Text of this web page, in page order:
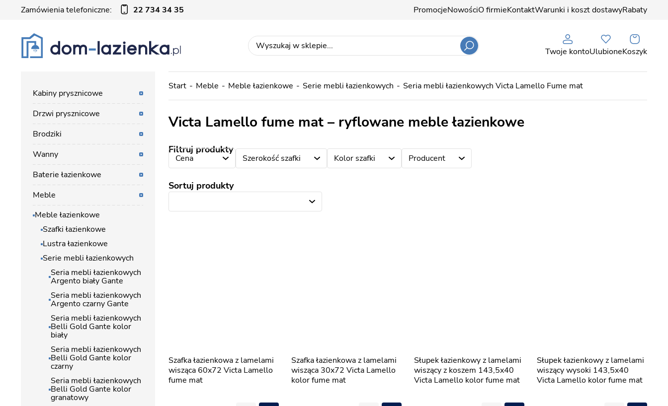
Zamówienia telefoniczne: 22 734 34 35 PromocjeNowościO firmieKontaktWarunki i koszt dostawyRabaty
Twoje kontoUlubioneKoszyk
Start Meble Meble łazienkowe Serie mebli łazienkowych Seria mebli łazienkowych Victa Lamello Fume mat
Victa Lamello fume mat – ryflowane meble łazienkowe
Filtruj produkty
Cena Szerokość szafki Kolor szafki Producent
Sortuj produkty
Szafka łazienkowa z lamelami
wisząca 60x72 Victa Lamello
fume mat
Szafka łazienkowa z lamelami
wisząca 30x72 Victa Lamello
kolor fume mat
Słupek łazienkowy z lamelami
wiszący z koszem 143,5x40
Victa Lamello kolor fume mat
Słupek łazienkowy z lamelami
wiszący wysoki 143,5x40
Victa Lamello kolor fume mat
Kabiny prysznicowe
Drzwi prysznicowe
Brodziki
Wanny
Baterie łazienkowe
Meble
Meble łazienkowe
Szafki łazienkowe
Lustra łazienkowe
Serie mebli łazienkowych
Seria mebli łazienkowych
Argento biały Gante
Seria mebli łazienkowych
Argento czarny Gante
Seria mebli łazienkowych
Belli Gold Gante kolor
biały
Seria mebli łazienkowych
Belli Gold Gante kolor
czarny
Seria mebli łazienkowych
Belli Gold Gante kolor
granatowy